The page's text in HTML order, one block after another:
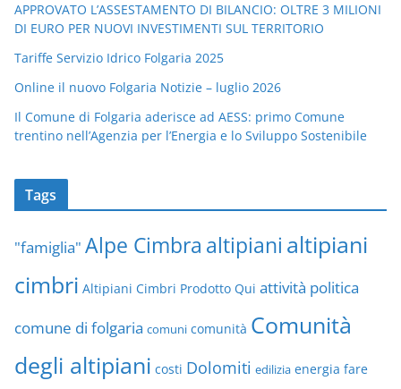
APPROVATO L’ASSESTAMENTO DI BILANCIO: OLTRE 3 MILIONI
DI EURO PER NUOVI INVESTIMENTI SUL TERRITORIO
Tariffe Servizio Idrico Folgaria 2025
Online il nuovo Folgaria Notizie – luglio 2026
Il Comune di Folgaria aderisce ad AESS: primo Comune
trentino nell’Agenzia per l’Energia e lo Sviluppo Sostenibile
Tags
"famiglia" Alpe Cimbra altipiani altipiani
cimbri Altipiani Cimbri Prodotto Qui attività politica
comune di folgaria comuni comunità Comunità
degli altipiani costi Dolomiti edilizia energia fare